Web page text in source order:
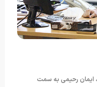
ایمان رحیمی به سمت